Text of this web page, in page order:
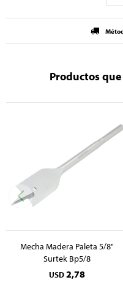
Productos
Mecha Madera Paleta 5/8"
Surtek Bp5/8
USD2,78